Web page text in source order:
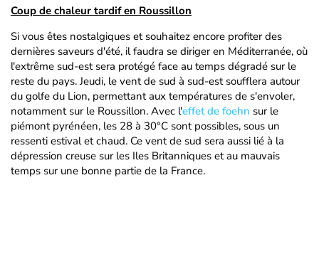
Coup de chaleur tardif en Roussillon
Si vous êtes nostalgiques et souhaitez encore profiter des
dernières saveurs d'été, il faudra se diriger en Méditerranée, où
l'extrême sud-est sera protégé face au temps dégradé sur le
reste du pays. Jeudi, le vent de sud à sud-est soufflera autour
du golfe du Lion, permettant aux températures de s'envoler,
notamment sur le Roussillon. Avec l'effet de foehn sur le
piémont pyrénéen, les 28 à 30°C sont possibles, sous un
ressenti estival et chaud. Ce vent de sud sera aussi lié à la
dépression creuse sur les Iles Britanniques et au mauvais
temps sur une bonne partie de la France.